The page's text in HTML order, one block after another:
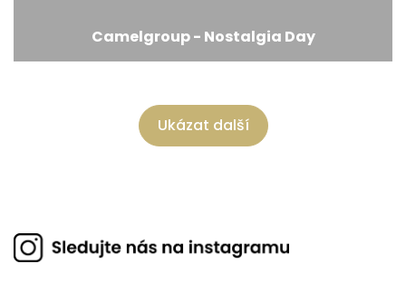
Camelgroup - Nostalgia Day
Ukázat další